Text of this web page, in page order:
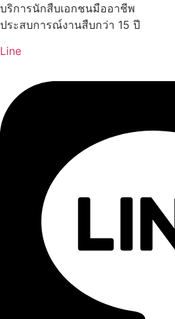
Skip
to
บริการนักสืบเอกชนมืออาชีพ
ประสบการณ์งานสืบกว่า 15 ปี
Line